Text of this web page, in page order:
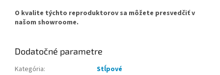
O kvalite týchto reproduktorov sa môžete presvedčiť v
našom showroome.
Dodatočné parametre
Kategória:
Stĺpové